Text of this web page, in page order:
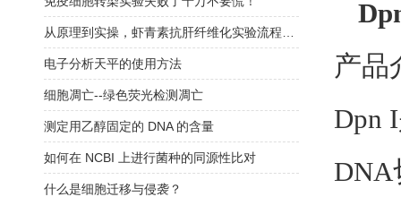
产品
Dpn I
DNA
电子分析天平的使用方法
细胞凋亡--绿色荧光检测凋亡
测定用乙醇固定的 DNA 的含量
如何在 NCBI 上进行菌种的同源性比对
什么是细胞迁移与侵袭？